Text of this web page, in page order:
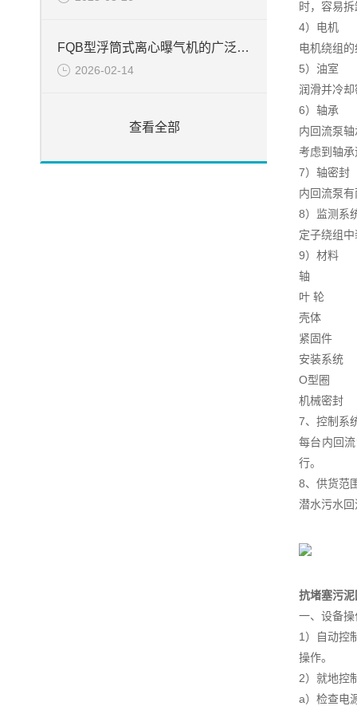
FQB型浮筒式离心曝气机的广泛应用
2026-02-14
查看全部
时，容易
4）电机
电机绕组
5）油室
润滑并冷
6）轴承
内回流泵
考虑到轴
7）轴密封
内回流泵
8）监测系
定子绕组
9）材料
轴
叶
壳
紧固
安装
O型
机械
7、控制系
每台内回
行。
8、供货范
潜水污水
抗堵塞污
一、设备操
1）自动控
操作。
2）就地控
a）检查电